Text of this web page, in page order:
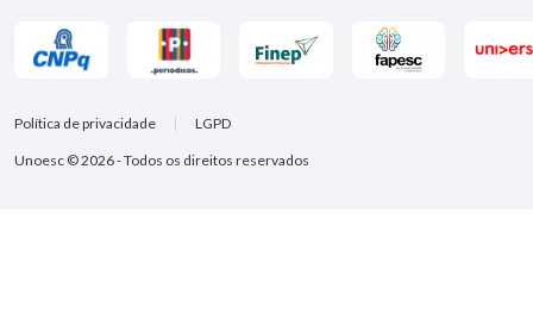
Unoesc © 2026 - Todos os direitos reservados
Política de privacidade LGPD